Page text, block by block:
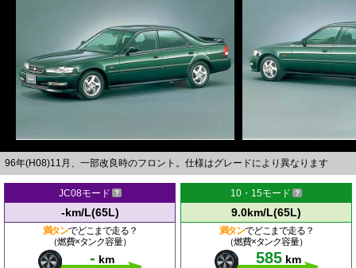
96年(H08)11月、一部改良時のフロント。仕様はグレードにより異なります
JC08モード
-km/L(65L)
満タンでどこまで走る？
（燃費×タンク容量）
- km
10・15モード
9.0km/L(65L)
満タンでどこまで走る？
（燃費×タンク容量）
585 km